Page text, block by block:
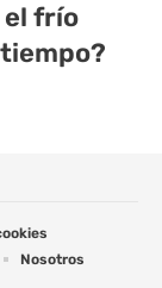
el frío
Nosotros